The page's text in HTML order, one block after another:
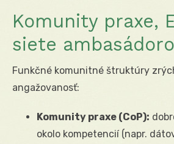
Komunity praxe,
siete
Funkčné komunitné štruktúry
angažovanosť:
Komunity praxe (CoP):
okolo kompetencií (napr.